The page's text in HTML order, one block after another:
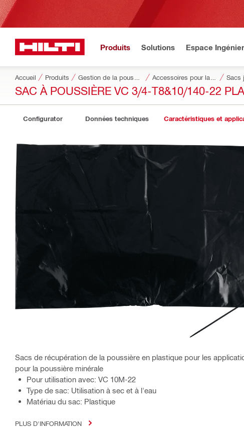
Produits Solutions Espace
Accueil Produits Sacs
SAC À POUSSIÈRE VC 3/4-T8&10/140-22
Configurator Données techniques Caractéristiques et
Sacs de récupération de la poussière en plastique pour les
pour la poussière minérale
Pour utilisation avec: VC 10M-22
Type de sac: Utilisation à sec et à l'eau
Matériau du sac: Plastique
PLUS D'INFORMATION